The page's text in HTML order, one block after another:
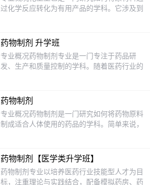
术中成药VFP技术生药学就业方向毕业后可在
过化学反应转化为有用产品的学科。它涉及到
掌握化学反应的原理，还能了解工业生产中的
各种设备和工艺流程，为未来的职业发展打下
坚实的基础。课程设置1.基础化学：学习化学
的基本概念和原理，如原子结构、化学键、化
设备：认识各种化工设备的结构和工作原理，
如反应器、蒸馏塔、换热器等。4.化工工艺
学：学习具体的化工生产工艺，如石油化工、
主要面向初中毕业生招生。如果你对化学感兴
趣，喜欢动手实验，愿意探索物质变化的奥
秘，那么这个专业将是一个不错的选择。通过
药物制剂 升学班
专业概况药物制剂专业是一门专注于药品研
发、生产和质量控制的学科。随着医药行业的
要具备实际操作能力，能够将理论知识应用于
实际生产中。通过学习，学生将了解药品的制
备工艺、质量控制标准以及相关法规，为未来
的职业发展打下坚实基础。课程设置1.基础课
药剂学、药物分析、药理学等，帮助学生掌握
药品的制备和分析技术。3.实践课程：实验室
操作、药品生产实习等，培养学生的实际操作
药物制剂
专业概况药物制剂是一门研究如何将药物原料
制成适合人体使用的药品的学科。简单来说，
握药物的基本知识，还要了解药品的生产工
艺、质量控制以及相关法规。随着医药行业的
快速发展，药物制剂专业成为了一个热门选
药物制剂【医学类升学班】
药物制剂专业以培养医药行业技能型人才为目
标，注重理论与实践结合，配备模拟药房、药